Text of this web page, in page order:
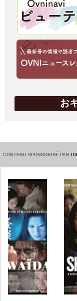
お
CONTENU SPONSORISÉ PAR